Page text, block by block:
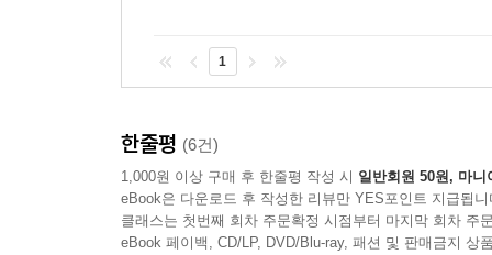
1
한줄평 (6건)
1,000원 이상 구매 후 한줄평 작성 시 일반회원 50원, 마니
eBook은 다운로드 후 작성한 리뷰만 YES포인트 지급됩니
클래스는 첫번째 회차 주문확정 시점부터 마지막 회차 주
eBook 페이백, CD/LP, DVD/Blu-ray, 패션 및 판매금지 상